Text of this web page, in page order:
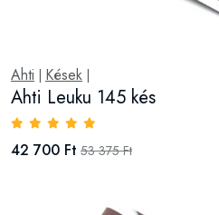
Ahti Kések
Ahti Leuku 145 kés
42 700 Ft 53 375 Ft